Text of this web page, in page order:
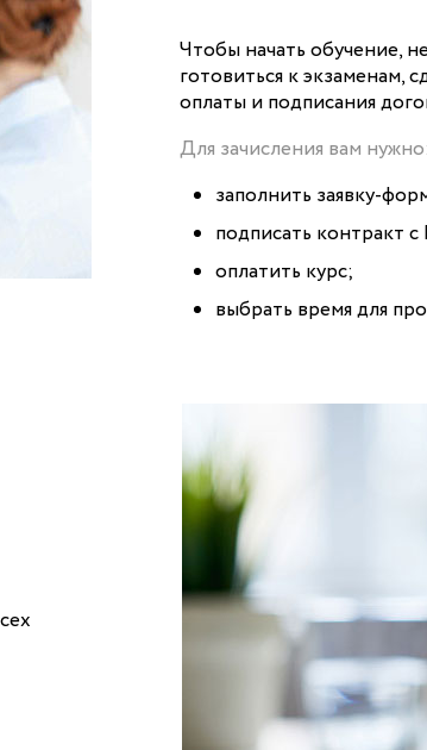
Чтобы начать обучение,
готовиться к экзаменам,
оплаты и подписания
Для зачисления вам нужно:
заполнить заявку-
подписать контракт
оплатить курс;
выбрать время для